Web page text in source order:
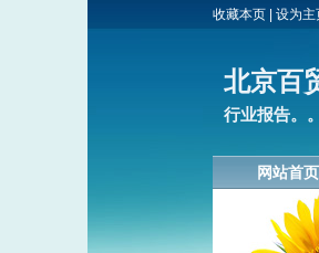
收藏本页 设为主
北京百
行业报告。
网站首页